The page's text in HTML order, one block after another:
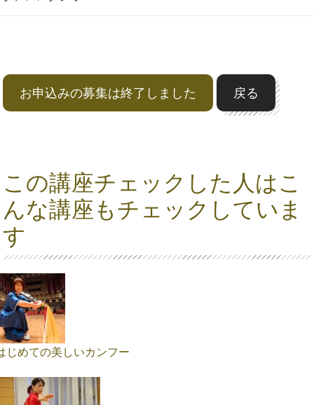
お申込みの募集は終了しました 戻る
この講座チェックした人はこ
んな講座もチェックしていま
す
じめての美しいカンフー